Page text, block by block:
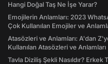
Hangi Doğal Taş Ne İşe Yarar?
Emojilerin Anlamları: 2023
Çok Kullanılan Emojiler ve
Atasözleri ve Anlamları: A'dan
Kullanılan Atasözleri ve Anlamları
Tavla Diziliş Şekli Nasıldır? Erkek